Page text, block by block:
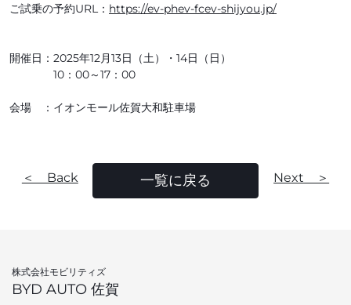
ご試乗の予約URL： https://ev-phev-fcev-shijyou.jp/
開催日：2025年12月13日（土）・14日（日）
10：00～17：00
会場 ：イオンモール佐賀大和駐車場
＜ Back 一覧に戻る Next ＞
株式会社モビリティズ
BYD AUTO 佐賀